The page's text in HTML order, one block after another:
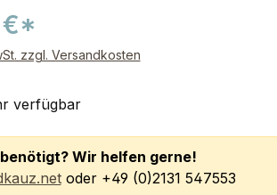
€*
zzgl. Versandkosten
verfügbar
Wir helfen gerne!
oder +49 (0)2131 547553